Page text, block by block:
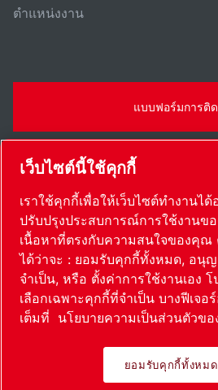
ตําแหน่งงาน
แบบฟอร์มการติ
แผนผังเว็บไซต์ตั้งค่าการใช้งานเอง
Thailand /
เว็บไซต์นี้ใช้คุกกี้
เราใช้คุกกี้เพื่อให้เว็บไซต์ทำงานได้
ปรับปรุงประสบการณ์การใช้งานข
เนื้อหาที่ตรงกับความสนใจของคุณ
ได้ว่าจะ : ยอมรับคุกกี้ทั้งหมด, อนุ
จำเป็น, หรือ ตั้งค่าการใช้งานเอง
เลือกเฉพาะคุกกี้ที่จำเป็น บางฟีเจอ
เต็มที่ นโยบายความเป็นส่วนตัวขอ
ยอมรับคุกกี้ทั้งหมด